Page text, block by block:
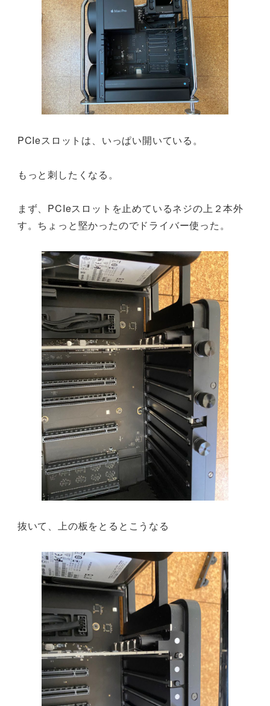
PCIeスロットは、いっぱい開いている。
もっと刺したくなる。
まず、PCIeスロットを止めているネジの上２本外
す。ちょっと堅かったのでドライバー使った。
抜いて、上の板をとるとこうなる